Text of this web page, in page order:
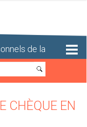
de la
Recherche
CHÈQUE EN